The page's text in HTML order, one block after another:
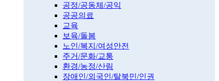
공정/공동체/공익
공공의료
교육
보육/돌봄
노인/복지/여성안전
주거/문화/교통
환경/농정/산림
장애인/외국인/탈북민/인권